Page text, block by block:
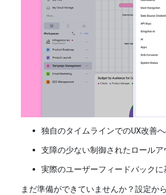
独自のタイムラインでのUX改善
支障の少ない制御されたロールア
実際のユーザーフィードバック
まだ準備ができていませんか？設定か